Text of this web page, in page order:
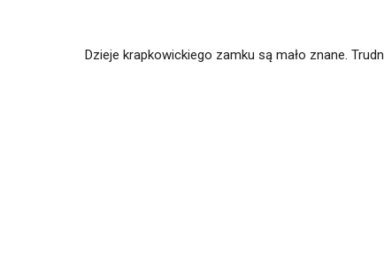
Dzieje krapkowickiego zamku są mało znane.